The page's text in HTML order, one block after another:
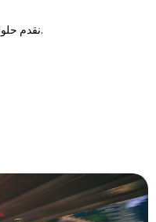
نقدم حلول نقل سريعة وآمنة لتلبية احتياجات أعمالك.